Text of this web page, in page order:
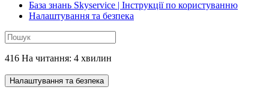
База знань Skyservice | Інструкції по користуванню
Налаштування та безпека
416 На читання: 4 хвилин
Налаштування та безпека